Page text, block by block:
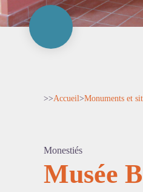
>>Accueil>Monuments et
Monestiés
Musée